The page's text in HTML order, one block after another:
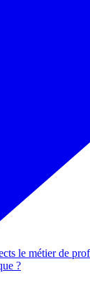
le métier de
?